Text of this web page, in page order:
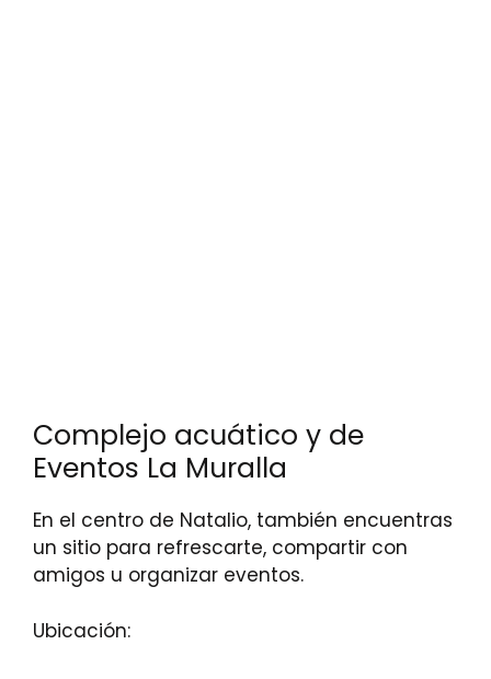
Complejo acuático y de
Eventos La Muralla
En el centro de Natalio, también encuentras
un sitio para refrescarte, compartir con
amigos u organizar eventos.
Ubicación: